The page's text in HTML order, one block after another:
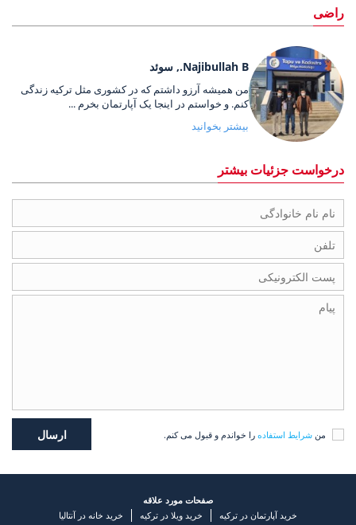
راضی
Najibullah B., سوئد
من همیشه آرزو داشتم که در کشوری مثل ترکیه زندگی
کنم. و خواستم در اینجا یک آپارتمان بخرم ...
بیشتر بخوانید
درخواست جزئیات بیشتر
من شرایط استفاده را خواندم و قبول می کنم.
صفحات مورد علاقه
خرید آپارتمان در ترکیه
خرید ویلا در ترکیه خرید خانه در آنتالیا